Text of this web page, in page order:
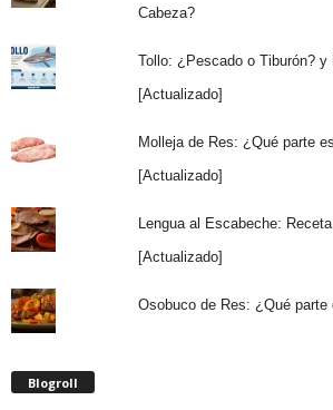
Cabeza?
Tollo: ¿Pescado o Tiburón? y
[Actualizado]
Molleja de Res: ¿Qué parte
[Actualizado]
Lengua al Escabeche:
[Actualizado]
Osobuco de Res: ¿Qué parte
Blogroll